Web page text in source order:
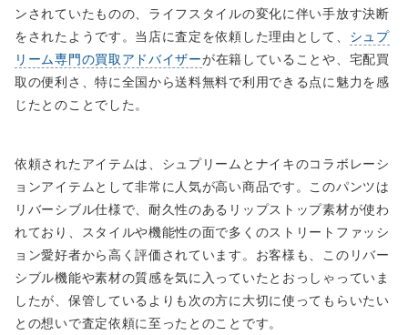
ンされていたものの、ライフスタイルの変化に伴い手放す決断
をされたようです。当店に査定を依頼した理由として、 シュプ
リーム専門の買取アドバイザーが在籍していることや、宅配買
取の便利さ、特に全国から送料無料で利用できる点に魅力を感
じたとのことでした。
依頼されたアイテムは、シュプリームとナイキのコラボレーシ
ョンアイテムとして非常に人気が高い商品です。このパンツは
リバーシブル仕様で、耐久性のあるリップストップ素材が使わ
れており、スタイルや機能性の面で多くのストリートファッシ
ョン愛好者から高く評価されています。お客様も、このリバー
シブル機能や素材の質感を気に入っていたとおっしゃっていま
したが、保管しているよりも次の方に大切に使ってもらいたい
との想いで査定依頼に至ったとのことです。